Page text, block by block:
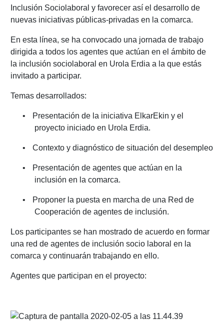
Inclusión Sociolaboral y favorecer así el desarrollo de
nuevas iniciativas públicas-privadas en la comarca.
En esta línea, se ha convocado una jornada de trabajo
dirigida a todos los agentes que actúan en el ámbito de
la inclusión sociolaboral en Urola Erdia a la que estás
invitado a participar.
Temas desarrollados:
•
Presentación de la iniciativa ElkarEkin y el
proyecto iniciado en Urola Erdia.
• Contexto y diagnóstico de situación del desempleo
•
Presentación de agentes que actúan en la
inclusión en la comarca.
•
Proponer la puesta en marcha de una Red de
Cooperación de agentes de inclusión.
Los participantes se han mostrado de acuerdo en formar
una red de agentes de inclusión socio laboral en la
comarca y continuarán trabajando en ello.
Agentes que participan en el proyecto: